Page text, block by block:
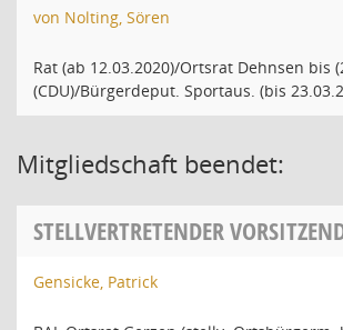
von Nolting, Sören
Rat (ab 12.03.2020)/Ortsrat Dehnsen bis
(CDU)/Bürgerdeput. Sportaus. (bis
Mitgliedschaft beendet:
STELLVERTRETENDER
Gensicke, Patrick